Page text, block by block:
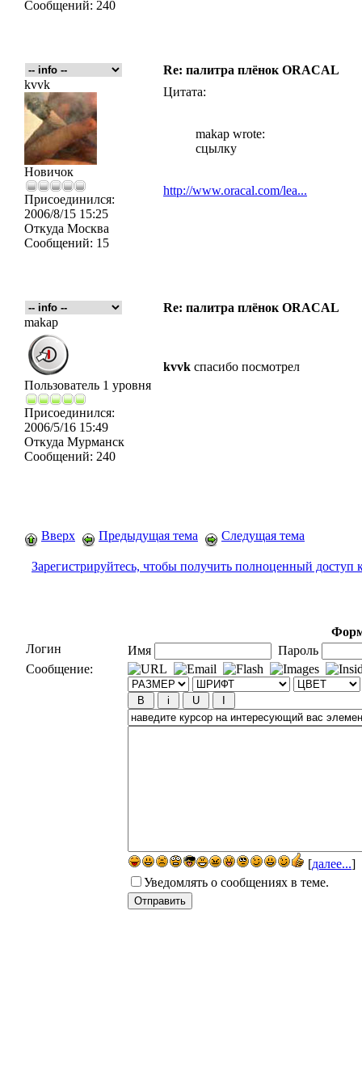
Сообщений: 240
Re: палитра плёнок ORACAL
kvvk
Новичок
Присоединился:
2006/8/15 15:25
Откуда Москва
Сообщений: 15
Цитата:
makap wrote:
сцылку
http://www.oracal.com/lea...
Re: палитра плёнок ORACAL
makap
Пользователь 1 уровня
Присоединился:
2006/5/16 15:49
Откуда Мурманск
Сообщений: 240
kvvk спасибо посмотрел
Вверх Предыдущая тема Следущая тема
Зарегистрируйтесь, чтобы получить полноценный доступ
Логин
Имя
Пароль
Сообщение:
[далее...]
Уведомлять о сообщениях в теме.